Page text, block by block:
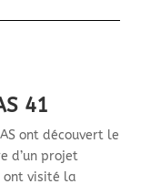
41
ont découvert le
d’un projet
ont visité la